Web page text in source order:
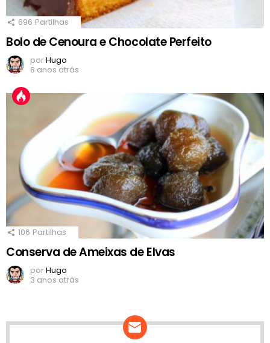
696 Partilhas
Bolo de Cenoura e Chocolate Perfeito
porHugo
8 anos atrás
106 Partilhas
Conserva de Ameixas de Elvas
porHugo
3 anos atrás